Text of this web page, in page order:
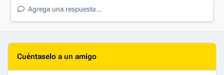
Agrega una respuesta...
Cuéntaselo a un amigo